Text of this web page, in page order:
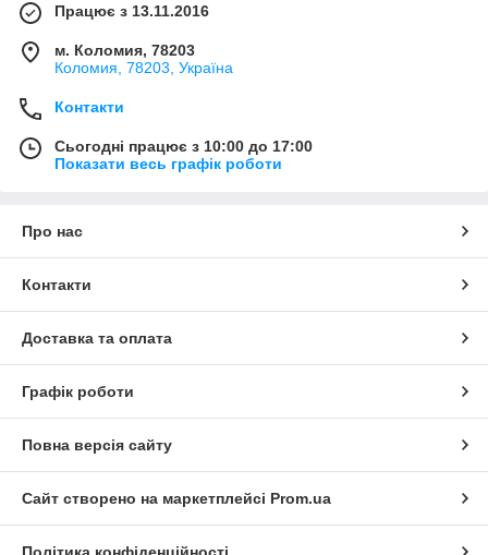
Працює з 13.11.2016
м. Коломия, 78203
Коломия, 78203, Україна
Контакти
Сьогодні працює з 10:00 до 17:00
Показати весь графік роботи
Про нас
Контакти
Доставка та оплата
Графік роботи
Повна версія сайту
Сайт створено на маркетплейсі Prom.ua